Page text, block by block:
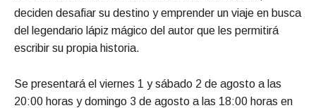
deciden desafiar su destino y emprender un viaje en busca
del legendario lápiz mágico del autor que les permitirá
escribir su propia historia.
Se presentará el viernes 1 y sábado 2 de agosto a las
20:00 horas y domingo 3 de agosto a las 18:00 horas en